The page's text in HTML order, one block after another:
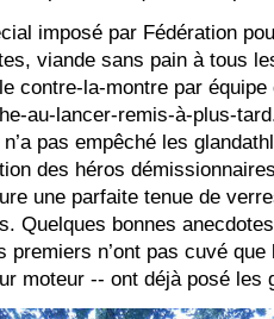
imposé par Fédération
viande sans pain à tous
contre-la-montre par
au-lancer-remis-à-plus-
n’a pas empêché les
des héros
une parfaite tenue de
Quelques bonnes
premiers n’ont pas cuvé
moteur -- ont déjà posé les